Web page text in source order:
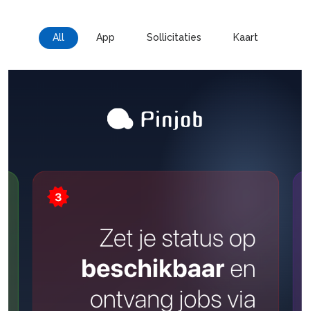
All App Sollicitaties Kaart